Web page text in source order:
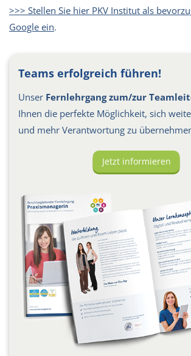
>>> Stellen Sie hier PKV Institut als
Google ein.
Teams erfolgreich führen!
Unser Fernlehrgang zum/zur
Ihnen die perfekte Möglichkeit, sich
und mehr Verantwortung zu
Jetzt informieren